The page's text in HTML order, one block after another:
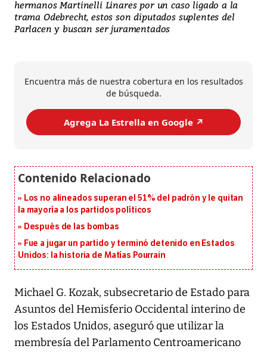
hermanos Martinelli Linares por un caso ligado a la
trama Odebrecht, estos son diputados suplentes del
Parlacen y buscan ser juramentados
Encuentra más de nuestra cobertura en los resultados
de búsqueda.
Agrega La Estrella en Google ↗️
Los no alineados superan el 51% del padrón y le quitan
la mayoría a los partidos políticos
Después de las bombas
Fue a jugar un partido y terminó detenido en Estados
Unidos: la historia de Matías Pourrain
Michael G. Kozak, subsecretario de Estado para
Asuntos del Hemisferio Occidental interino de
los Estados Unidos, aseguró que utilizar la
membresía del Parlamento Centroamericano